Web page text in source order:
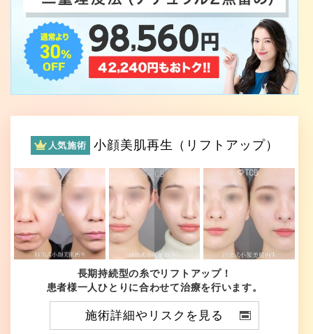
人気施術 小顔美肌再生（リフトアップ）
長期持続型の糸でリフトアップ！
患者様一人ひとりに合わせて治療を行います。
施術詳細やリスクを見る